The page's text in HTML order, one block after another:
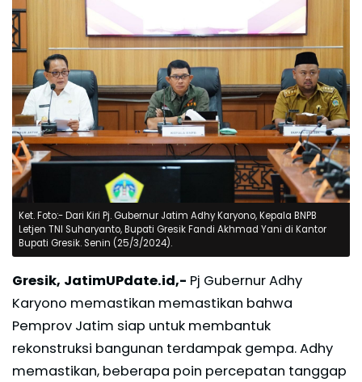
Ket. Foto:- Dari Kiri Pj. Gubernur Jatim Adhy Karyono, Kepala BNPB
Letjen TNI Suharyanto, Bupati Gresik Fandi Akhmad Yani di Kantor
Bupati Gresik. Senin (25/3/2024).
Gresik, JatimUPdate.id,- Pj Gubernur Adhy
Karyono memastikan memastikan bahwa
Pemprov Jatim siap untuk membantuk
rekonstruksi bangunan terdampak gempa. Adhy
memastikan, beberapa poin percepatan tanggap